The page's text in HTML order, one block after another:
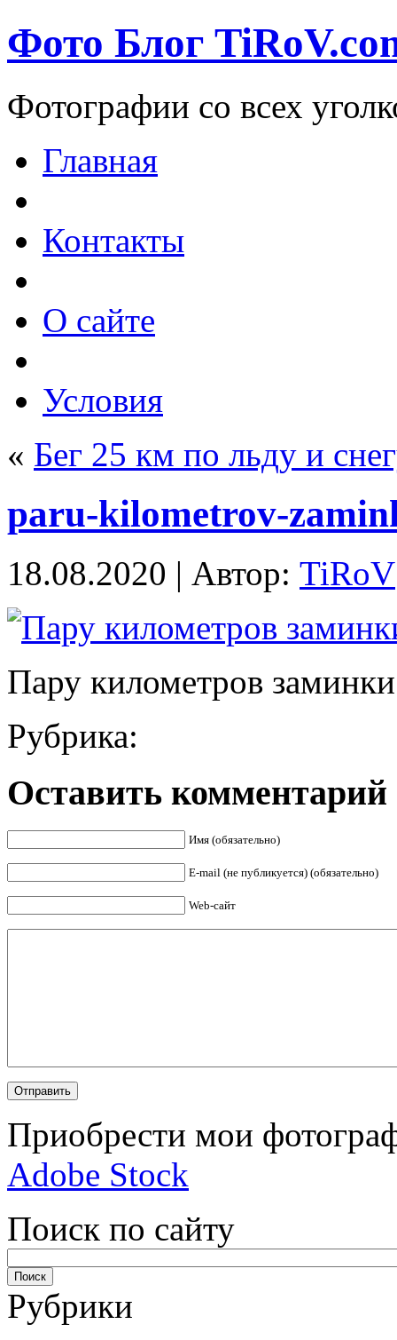
Фото Блог
Фотографии со всех
Главная
Контакты
О сайте
Условия
« Бег 25 км по льду и
paru-kilometrov-
18.08.2020 | Автор: TiRoV
Пару километров
Рубрика:
Оставить комментарий
Имя (обязательно)
E-mail (не публикуется) (обязательно)
Web-сайт
Приобрести мои
Adobe Stock
Поиск по сайту
Рубрики